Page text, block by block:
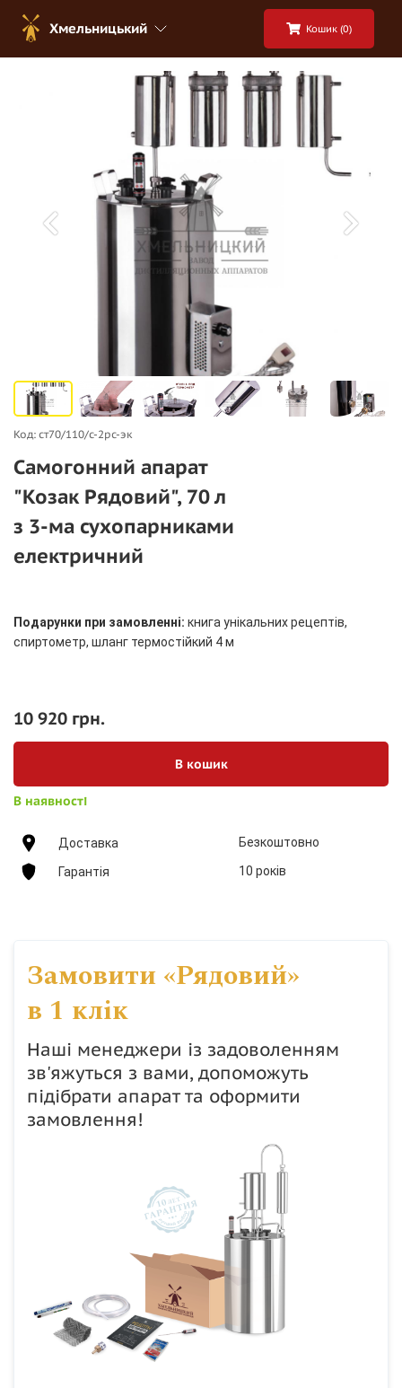
Хмельницький Кошик (0)
Код: ст70/110/c-2рс-эк
Самогонний апарат
"Козак Рядовий", 70 л
з 3-ма сухопарниками
електричний
Подарунки при замовленні: книга унікальних рецептів,
спиртометр, шланг термостійкий 4 м
10 920 грн.
В кошик
В наявності
Доставка Безкоштовно
Гарантія 10 років
Замовити «Рядовий»
в 1 клік
Наші менеджери із задоволенням
зв'яжуться з вами, допоможуть
підібрати апарат та оформити
замовлення!